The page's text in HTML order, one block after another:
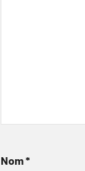
Nom*